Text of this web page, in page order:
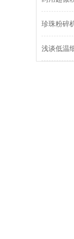
珍珠粉碎
浅谈低温